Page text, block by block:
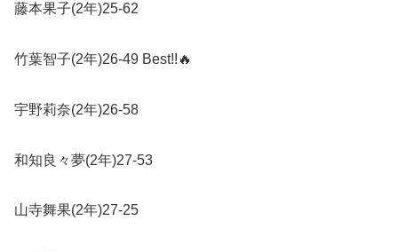
藤本果子(2年)25-62
竹葉智子(2年)26-49 Best!! 🔥
宇野莉奈(2年)26-58
和知良々夢(2年)27-53
山寺舞果(2年)27-25